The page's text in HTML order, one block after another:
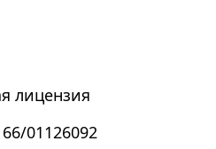
лицензия
01126092